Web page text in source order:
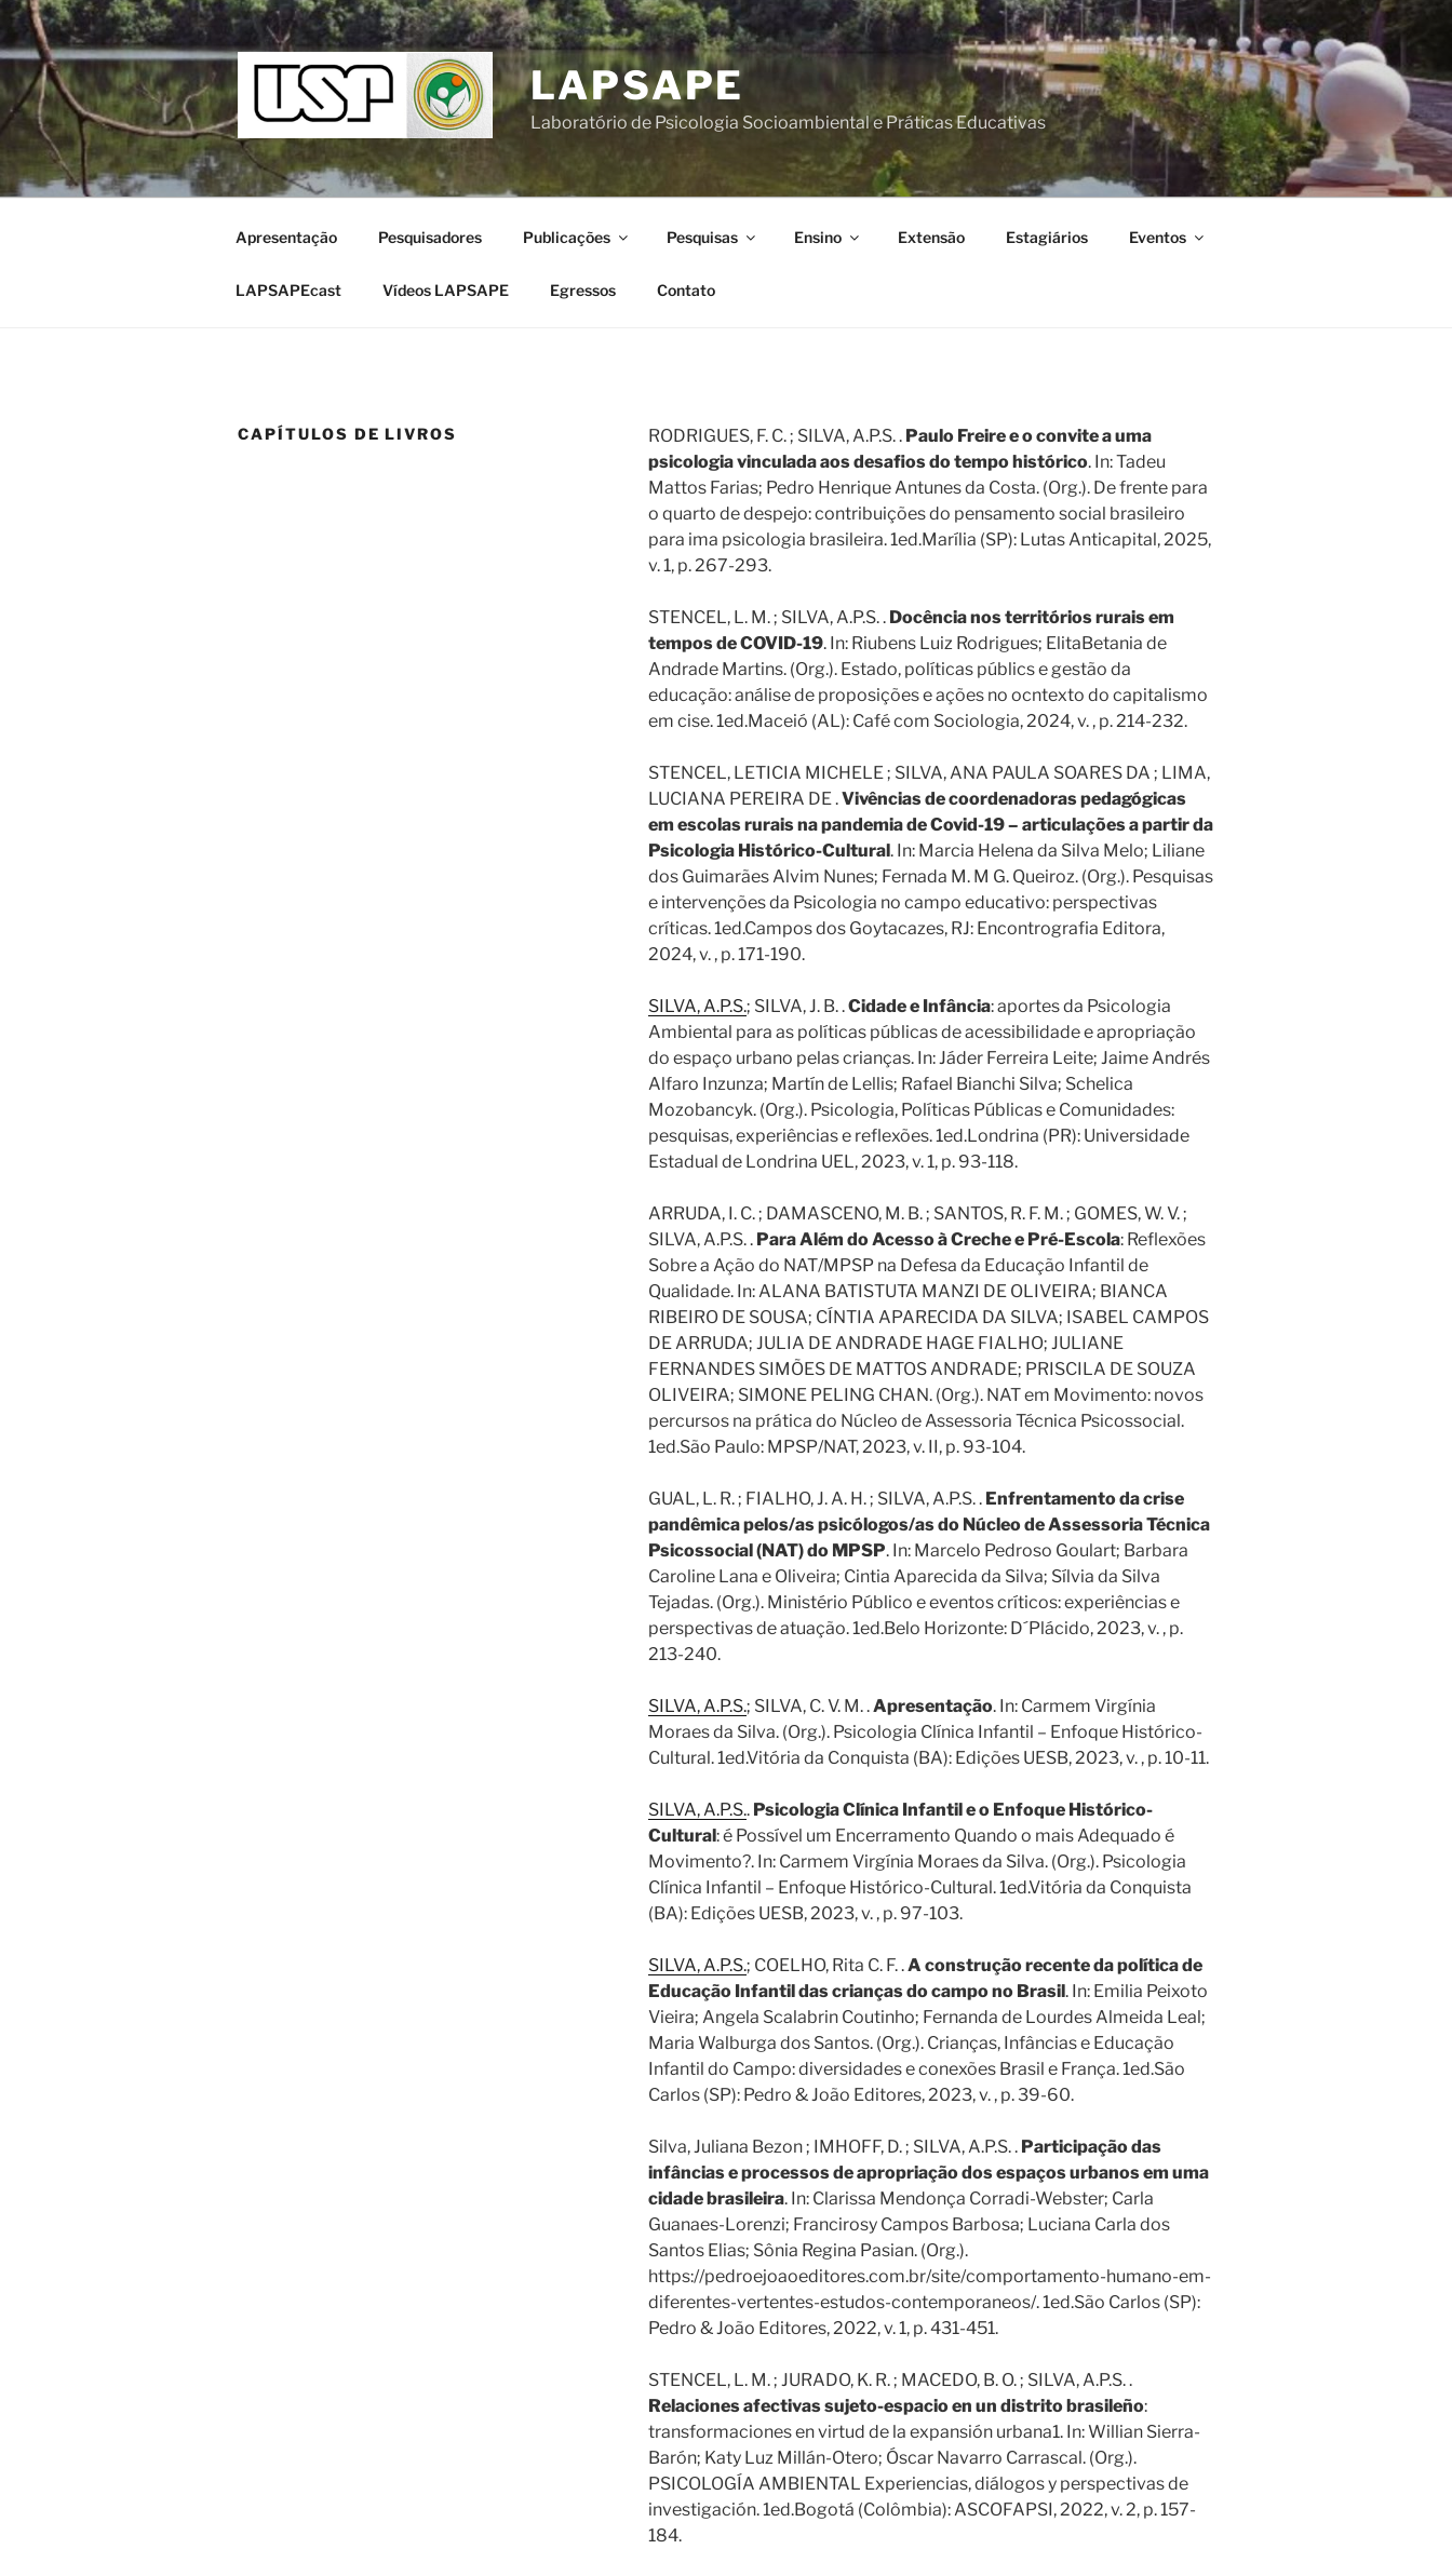
Pular
para
o
conteúdo
LAPSAPE
Laboratório de Psicologia Socioambiental e Práticas Educativas
Apresentação Pesquisadores Publicações Pesquisas Ensino Extensão Estagiários Eventos
LAPSAPEcast Vídeos LAPSAPE Egressos Contato
CAPÍTULOS DE LIVROS RODRIGUES, F. C. ; SILVA, A.P.S. . Paulo Freire e o convite a uma
psicologia vinculada aos desafios do tempo histórico. In: Tadeu
Mattos Farias; Pedro Henrique Antunes da Costa. (Org.). De frente para
o quarto de despejo: contribuições do pensamento social brasileiro
para ima psicologia brasileira. 1ed.Marília (SP): Lutas Anticapital, 2025,
v. 1, p. 267-293.
STENCEL, L. M. ; SILVA, A.P.S. . Docência nos territórios rurais em
tempos de COVID-19. In: Riubens Luiz Rodrigues; ElitaBetania de
Andrade Martins. (Org.). Estado, políticas públics e gestão da
educação: análise de proposições e ações no ocntexto do capitalismo
em cise. 1ed.Maceió (AL): Café com Sociologia, 2024, v. , p. 214-232.
STENCEL, LETICIA MICHELE ; SILVA, ANA PAULA SOARES DA ; LIMA,
LUCIANA PEREIRA DE .Vivências de coordenadoras pedagógicas
em escolas rurais na pandemia de Covid-19 – articulações a partir da
Psicologia Histórico-Cultural. In: Marcia Helena da Silva Melo; Liliane
dos Guimarães Alvim Nunes; Fernada M. M G. Queiroz. (Org.). Pesquisas
e intervenções da Psicologia no campo educativo: perspectivas
críticas. 1ed.Campos dos Goytacazes, RJ: Encontrografia Editora,
2024, v. , p. 171-190.
SILVA, A.P.S.; SILVA, J. B. .Cidade e Infância: aportes da Psicologia
Ambiental para as políticas públicas de acessibilidade e apropriação
do espaço urbano pelas crianças. In: Jáder Ferreira Leite; Jaime Andrés
Alfaro Inzunza; Martín de Lellis; Rafael Bianchi Silva; Schelica
Mozobancyk. (Org.). Psicologia, Políticas Públicas e Comunidades:
pesquisas, experiências e reflexões. 1ed.Londrina (PR): Universidade
Estadual de Londrina UEL, 2023, v. 1, p. 93-118.
ARRUDA, I. C. ; DAMASCENO, M. B. ; SANTOS, R. F. M. ; GOMES, W. V. ;
SILVA, A.P.S. . Para Além do Acesso à Creche e Pré-Escola: Reflexões
Sobre a Ação do NAT/MPSP na Defesa da Educação Infantil de
Qualidade. In: ALANA BATISTUTA MANZI DE OLIVEIRA; BIANCA
RIBEIRO DE SOUSA; CÍNTIA APARECIDA DA SILVA; ISABEL CAMPOS
DE ARRUDA; JULIA DE ANDRADE HAGE FIALHO; JULIANE
FERNANDES SIMÕES DE MATTOS ANDRADE; PRISCILA DE SOUZA
OLIVEIRA; SIMONE PELING CHAN. (Org.). NAT em Movimento: novos
percursos na prática do Núcleo de Assessoria Técnica Psicossocial.
1ed.São Paulo: MPSP/NAT, 2023, v. II, p. 93-104.
GUAL, L. R. ; FIALHO, J. A. H. ; SILVA, A.P.S. . Enfrentamento da crise
pandêmica pelos/as psicólogos/as do Núcleo de Assessoria Técnica
Psicossocial (NAT) do MPSP. In: Marcelo Pedroso Goulart; Barbara
Caroline Lana e Oliveira; Cintia Aparecida da Silva; Sílvia da Silva
Tejadas. (Org.). Ministério Público e eventos críticos: experiências e
perspectivas de atuação. 1ed.Belo Horizonte: D´Plácido, 2023, v. , p.
213-240.
SILVA, A.P.S.; SILVA, C. V. M. .Apresentação. In: Carmem Virgínia
Moraes da Silva. (Org.). Psicologia Clínica Infantil – Enfoque Histórico-
Cultural. 1ed.Vitória da Conquista (BA): Edições UESB, 2023, v. , p. 10-11.
SILVA, A.P.S.. Psicologia Clínica Infantil e o Enfoque Histórico-
Cultural: é Possível um Encerramento Quando o mais Adequado é
Movimento?. In: Carmem Virgínia Moraes da Silva. (Org.). Psicologia
Clínica Infantil – Enfoque Histórico-Cultural. 1ed.Vitória da Conquista
(BA): Edições UESB, 2023, v. , p. 97-103.
SILVA, A.P.S.; COELHO, Rita C. F. .A construção recente da política de
Educação Infantil das crianças do campo no Brasil. In: Emilia Peixoto
Vieira; Angela Scalabrin Coutinho; Fernanda de Lourdes Almeida Leal;
Maria Walburga dos Santos. (Org.). Crianças, Infâncias e Educação
Infantil do Campo: diversidades e conexões Brasil e França. 1ed.São
Carlos (SP): Pedro & João Editores, 2023, v. , p. 39-60.
Silva, Juliana Bezon ; IMHOFF, D. ; SILVA, A.P.S. . Participação das
infâncias e processos de apropriação dos espaços urbanos em uma
cidade brasileira. In: Clarissa Mendonça Corradi-Webster; Carla
Guanaes-Lorenzi; Francirosy Campos Barbosa; Luciana Carla dos
Santos Elias; Sônia Regina Pasian. (Org.).
https://pedroejoaoeditores.com.br/site/comportamento-humano-em-
diferentes-vertentes-estudos-contemporaneos/. 1ed.São Carlos (SP):
Pedro & João Editores, 2022, v. 1, p. 431-451.
STENCEL, L. M. ; JURADO, K. R. ; MACEDO, B. O. ; SILVA, A.P.S. .
Relaciones afectivas sujeto-espacio en un distrito brasileño:
transformaciones en virtud de la expansión urbana1. In: Willian Sierra-
Barón; Katy Luz Millán-Otero; Óscar Navarro Carrascal. (Org.).
PSICOLOGÍA AMBIENTAL Experiencias, diálogos y perspectivas de
investigación. 1ed.Bogotá (Colômbia): ASCOFAPSI, 2022, v. 2, p. 157-
184.